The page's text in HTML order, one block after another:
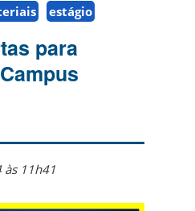
estágio
para
11h41